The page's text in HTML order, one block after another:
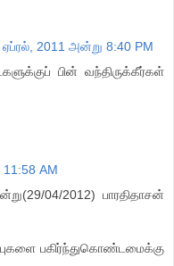
ஏப்ரல், 2011 அன்று 8:40 PM
பின் வந்திருக்கீர்கள்
AM
04/2012) பாரதிதாசன்
பகிர்ந்துகொண்டமைக்கு